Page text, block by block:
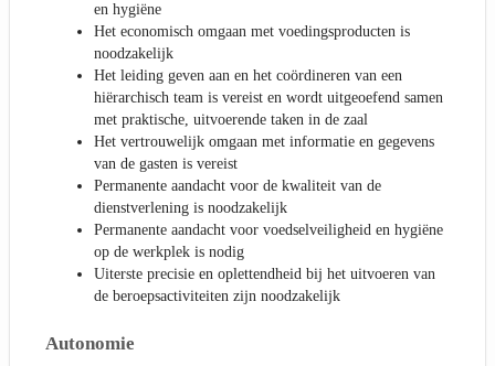
en hygiëne
Het economisch omgaan met voedingsproducten is
noodzakelijk
Het leiding geven aan en het coördineren van een
hiërarchisch team is vereist en wordt uitgeoefend samen
met praktische, uitvoerende taken in de zaal
Het vertrouwelijk omgaan met informatie en gegevens
van de gasten is vereist
Permanente aandacht voor de kwaliteit van de
dienstverlening is noodzakelijk
Permanente aandacht voor voedselveiligheid en hygiëne
op de werkplek is nodig
Uiterste precisie en oplettendheid bij het uitvoeren van
de beroepsactiviteiten zijn noodzakelijk
Autonomie